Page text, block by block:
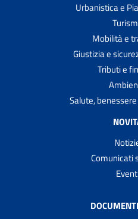
Urbanistica e
Mobilità e
Giustizia e
Tributi e
Salute,
Comunicati